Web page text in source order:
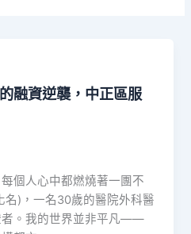
融資逆襲，中正區服
個人心中都燃燒著一團不
名)，一名30歲的醫院外科醫
者。我的世界並非平凡——